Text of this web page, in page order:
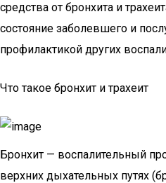
средства от бронхита и
состояние заболевшего и
профилактикой других
Что такое бронхит и трахеит
Бронхит — воспалительный
верхних дыхательных путях